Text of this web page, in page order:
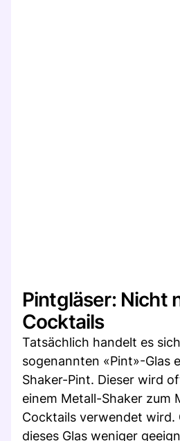
Pintgläser: Nicht
Cocktails
Tatsächlich handelt es
sogenannten «Pint»-Glas
Shaker-Pint. Dieser wird
einem Metall-Shaker zum
Cocktails verwendet wird.
dieses Glas weniger